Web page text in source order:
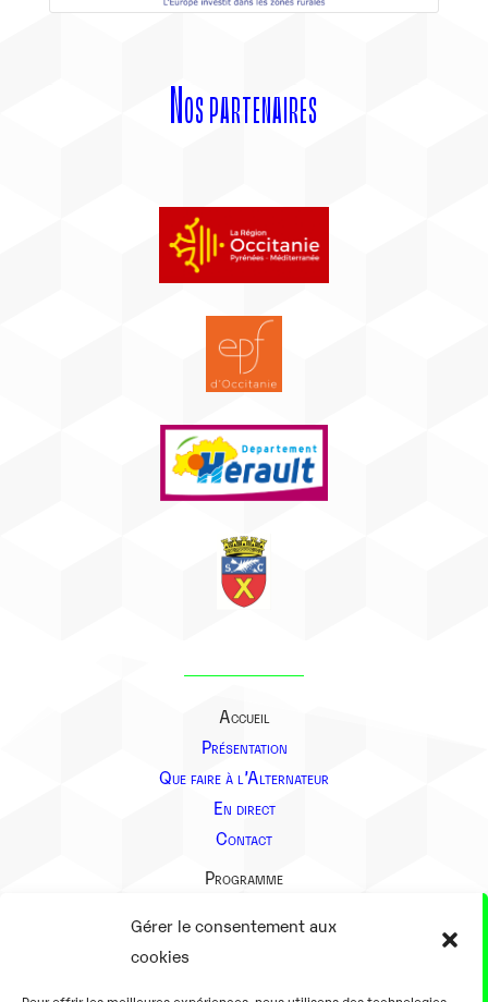
Gérer le consentement aux
cookies
Nos partenaires
Accueil
Présentation
Que faire à l’Alternateur
En direct
Contact
Programme
Présentation